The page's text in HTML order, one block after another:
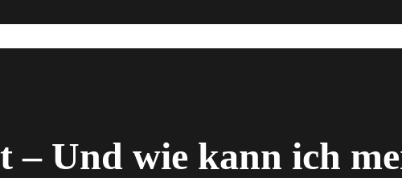
– Und wie kann ich